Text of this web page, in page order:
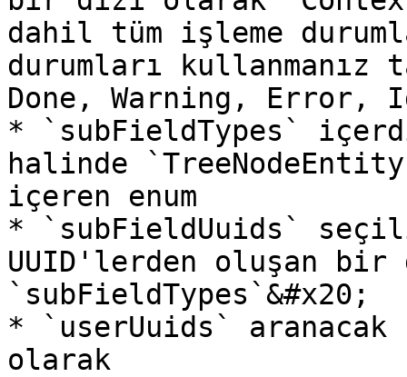
dahil tüm işleme
durumları
Done, Warning, Error,
* `subFieldTypes`
halinde
içeren enum
* `subFieldUuids`
UUID'lerden oluşan
`subFieldTypes`&#x20;
* `userUuids`
olarak